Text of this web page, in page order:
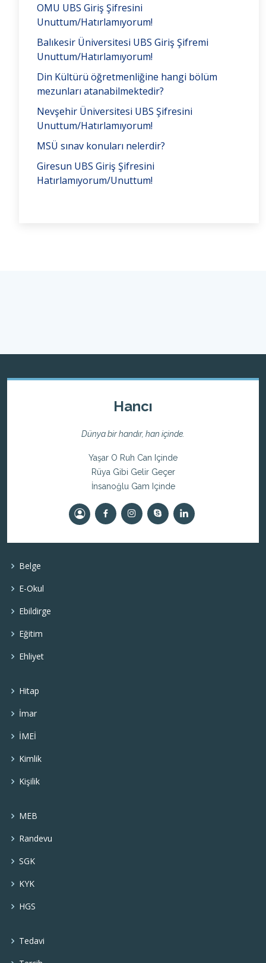
OMU UBS Giriş Şifresini
Unuttum/Hatırlamıyorum!
Balıkesir Üniversitesi UBS Giriş Şifremi
Unuttum/Hatırlamıyorum!
Din Kültürü öğretmenliğine hangi bölüm
mezunları atanabilmektedir?
Nevşehir Üniversitesi UBS Şifresini
Unuttum/Hatırlamıyorum!
MSÜ sınav konuları nelerdir?
Giresun UBS Giriş Şifresini
Hatırlamıyorum/Unuttum!
Hancı
Dünya bir handır, han içinde.
Yaşar O Ruh Can Içinde
Rüya Gibi Gelir Geçer
İnsanoğlu Gam Içinde
Belge
E-Okul
Ebildirge
Eğitim
Ehliyet
Hitap
İmar
İMEİ
Kimlik
Kişilik
MEB
Randevu
SGK
KYK
HGS
Tedavi